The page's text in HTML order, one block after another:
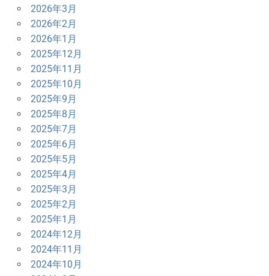
ン
2026年3月
2026年2月
2026年1月
2025年12月
2025年11月
2025年10月
2025年9月
2025年8月
2025年7月
2025年6月
2025年5月
2025年4月
2025年3月
2025年2月
2025年1月
2024年12月
2024年11月
2024年10月